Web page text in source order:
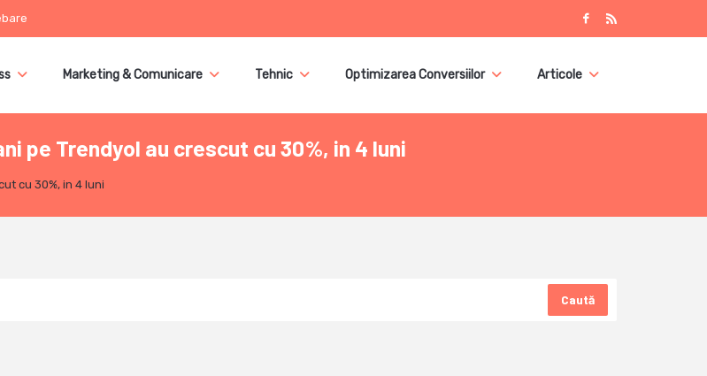
Marketing & Comunicare Tehnic Optimizarea Conversiilor Articole
pe Trendyol au crescut cu 30%, in 4 luni
cu 30%, in 4 luni
Caută